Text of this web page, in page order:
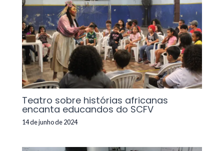
Teatro sobre histórias africanas
encanta educandos do SCFV
14 de junho de 2024